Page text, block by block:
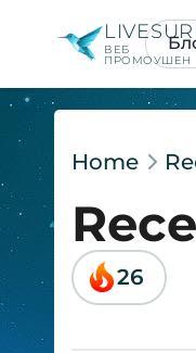
ВЕБ
ПРОМОУШЕН
Home
26